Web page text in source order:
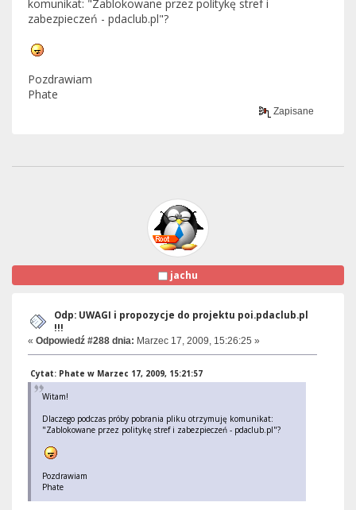
komunikat: "Zablokowane przez politykę stref i
zabezpieczeń - pdaclub.pl"?
Pozdrawiam
Phate
Zapisane
jachu
Odp: UWAGI i propozycje do projektu poi.pdaclub.pl
!!!
« Odpowiedź #288 dnia: Marzec 17, 2009, 15:26:25 »
Cytat: Phate w Marzec 17, 2009, 15:21:57
Witam!
Dlaczego podczas próby pobrania pliku otrzymuję komunikat:
"Zablokowane przez politykę stref i zabezpieczeń - pdaclub.pl"?
Pozdrawiam
Phate